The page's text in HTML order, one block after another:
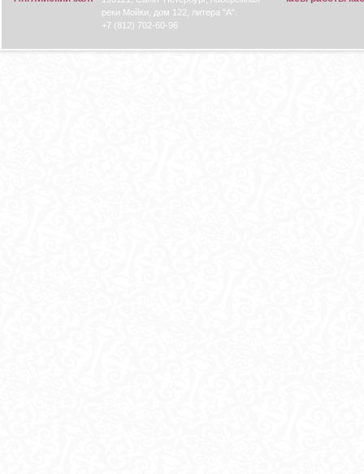
реки Мойки, дом 122, литера "А".
+7 (812) 702-60-96